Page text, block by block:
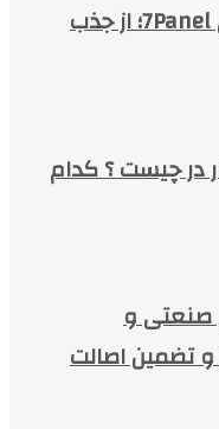
خدمات شبکه‌های اجتماعی 7Panel؛ از جذب
در چیست ؟ کدام
صنعتی و
و تضمین اصالت